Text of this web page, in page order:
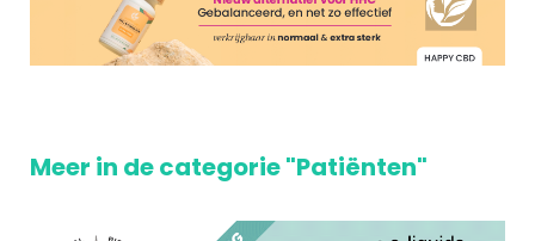
Meer in de categorie "Patiënten"